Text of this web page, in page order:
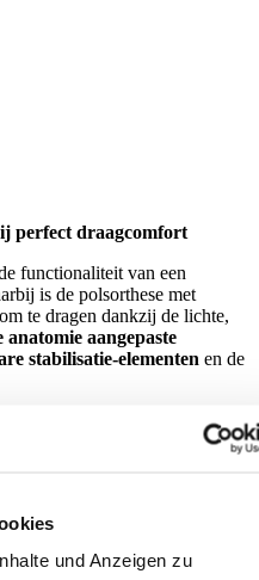
und Anzeigen zu
perfect draagcomfort
functionaliteit van een
is de polsorthese met
te dragen dankzij de lichte,
anatomie aangepaste
stabilisatie-elementen en de
duimzadel- en
Xtec Rhizo de
grijpfunctievia
mogelijk. Door de
naarmate de
duiminclusie bestaat uit
die vocht van de huid
met één hand worden